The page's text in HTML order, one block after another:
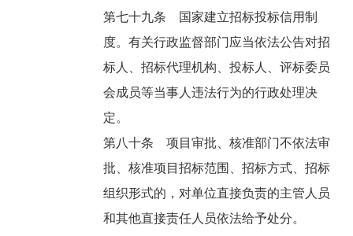
第七十九条 国家建立招标投标信用制
度。有关行政监督部门应当依法公告对招
标人、招标代理机构、投标人、评标委员
会成员等当事人违法行为的行政处理决
定。
第八十条 项目审批、核准部门不依法审
批、核准项目招标范围、招标方式、招标
组织形式的，对单位直接负责的主管人员
和其他直接责任人员依法给予处分。